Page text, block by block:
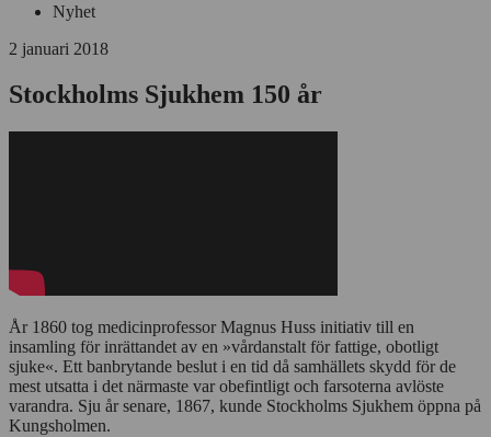
Nyhet
2 januari 2018
Stockholms Sjukhem 150 år
År 1860 tog medicinprofessor Magnus Huss initiativ till en
insamling för inrättandet av en »vårdanstalt för fattige, obotligt
sjuke«. Ett banbrytande beslut i en tid då samhällets skydd för de
mest utsatta i det närmaste var obefintligt och farsoterna avlöste
varandra. Sju år senare, 1867, kunde Stockholms Sjukhem öppna på
Kungsholmen.